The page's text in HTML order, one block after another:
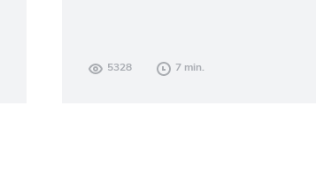
sorcières, squelettes et illuminations
5328 7 min.